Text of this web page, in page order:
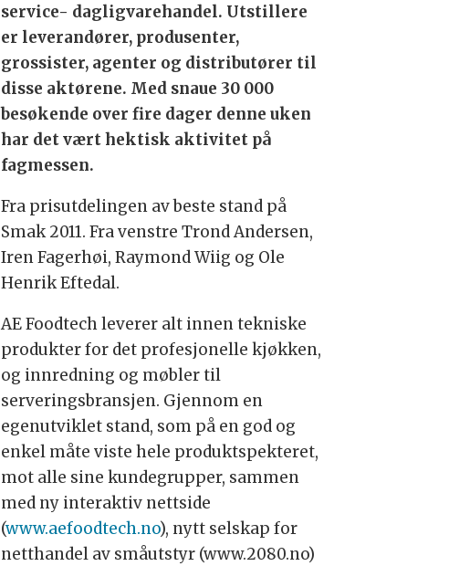
service- dagligvarehandel. Utstillere
er leverandører, produsenter,
grossister, agenter og distributører til
disse aktørene. Med snaue 30 000
besøkende over fire dager denne uken
har det vært hektisk aktivitet på
fagmessen.
Fra prisutdelingen av beste stand på
Smak 2011. Fra venstre Trond Andersen,
Iren Fagerhøi, Raymond Wiig og Ole
Henrik Eftedal.
AE Foodtech leverer alt innen tekniske
produkter for det profesjonelle kjøkken,
og innredning og møbler til
serveringsbransjen. Gjennom en
egenutviklet stand, som på en god og
enkel måte viste hele produktspekteret,
mot alle sine kundegrupper, sammen
med ny interaktiv nettside
(www.aefoodtech.no), nytt selskap for
netthandel av småutstyr (www.2080.no)